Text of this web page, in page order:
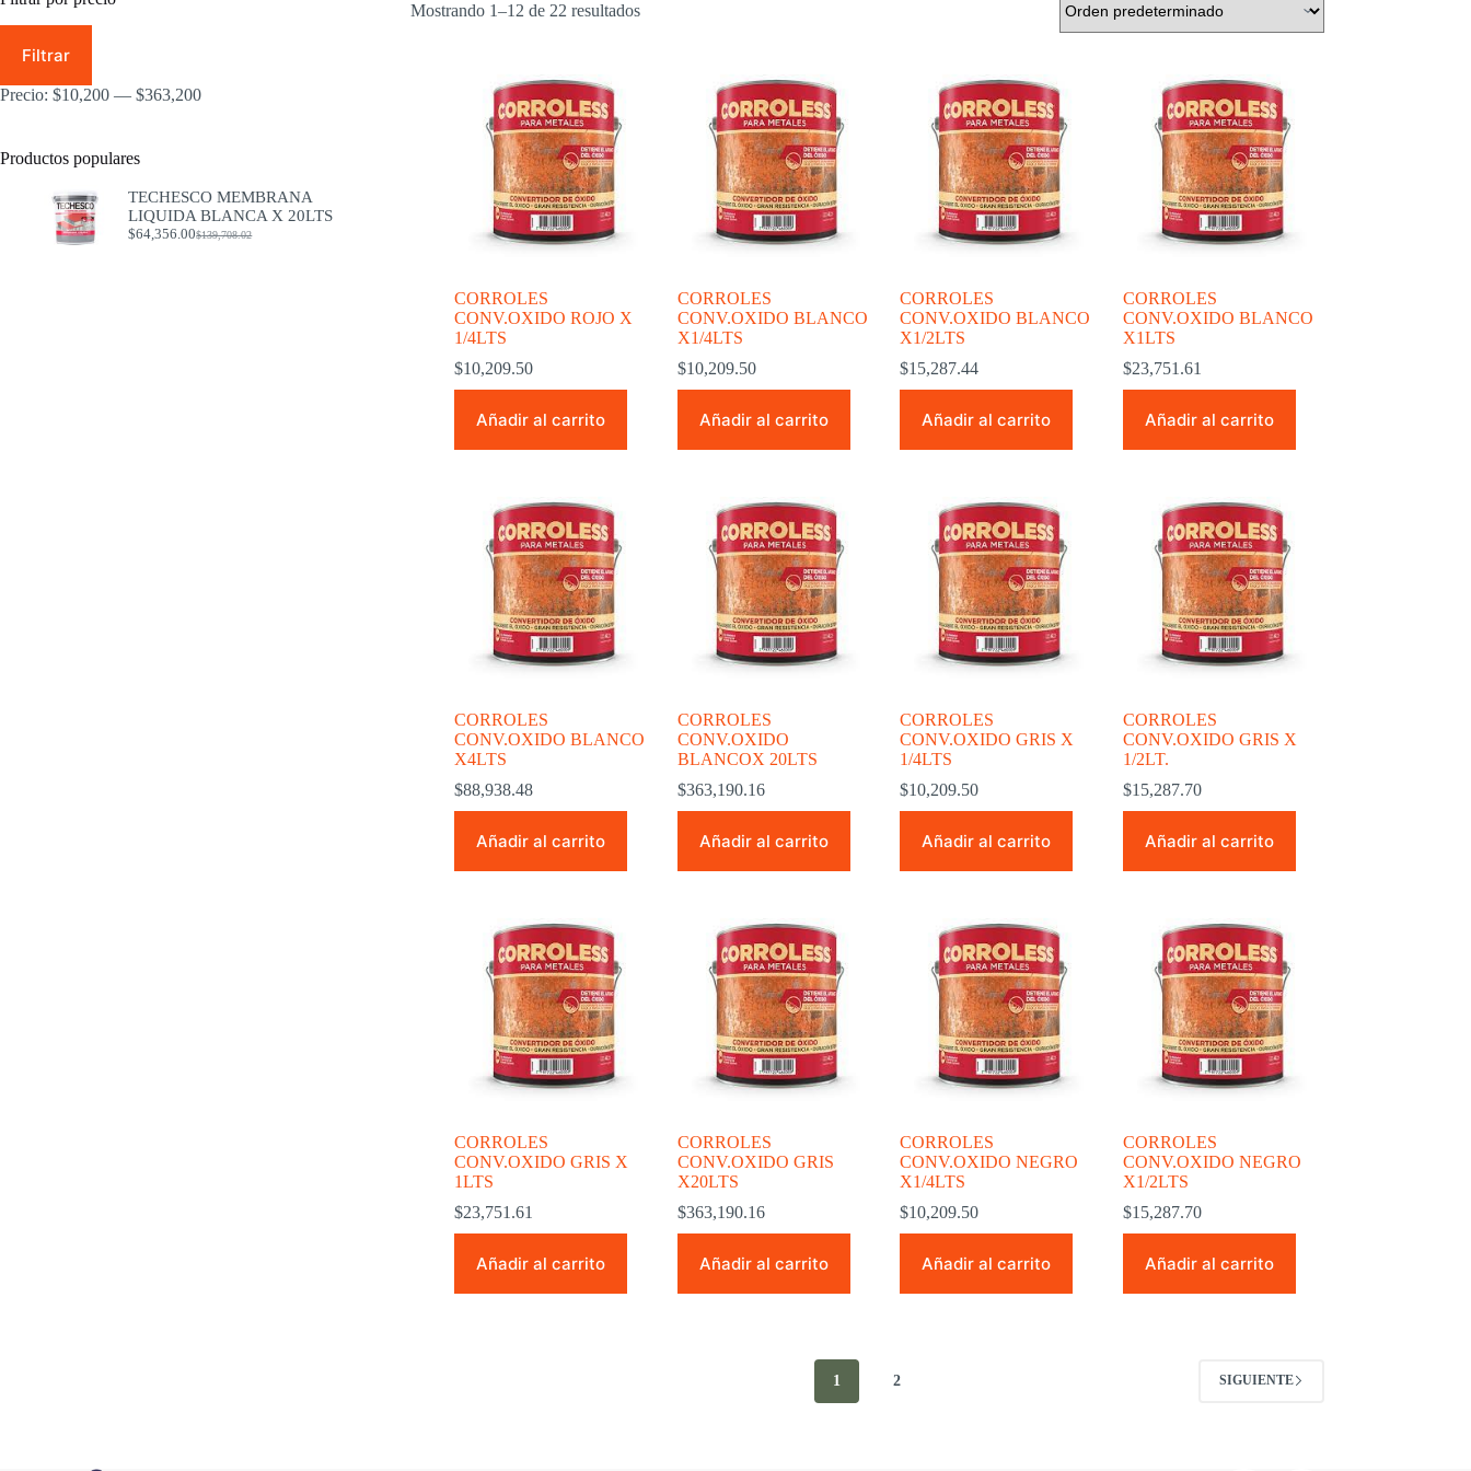
Mostrando 1–12 de 22 resultados
CORROLES
CONV.OXIDO ROJO X
1/4LTS
$10,209.50
Añadir al carrito
CORROLES
CONV.OXIDO BLANCO
X1/4LTS
$10,209.50
Añadir al carrito
CORROLES
CONV.OXIDO BLANCO
X1/2LTS
$15,287.44
Añadir al carrito
CORROLES
CONV.OXIDO BLANCO
X1LTS
$23,751.61
Añadir al carrito
CORROLES
CONV.OXIDO BLANCO
X4LTS
$88,938.48
Añadir al carrito
CORROLES
CONV.OXIDO
BLANCOX 20LTS
$363,190.16
Añadir al carrito
CORROLES
CONV.OXIDO GRIS X
1/4LTS
$10,209.50
Añadir al carrito
CORROLES
CONV.OXIDO GRIS X
1/2LT.
$15,287.70
Añadir al carrito
CORROLES
CONV.OXIDO GRIS X
1LTS
$23,751.61
Añadir al carrito
CORROLES
CONV.OXIDO GRIS
X20LTS
$363,190.16
Añadir al carrito
CORROLES
CONV.OXIDO NEGRO
X1/4LTS
$10,209.50
Añadir al carrito
CORROLES
CONV.OXIDO NEGRO
X1/2LTS
$15,287.70
Añadir al carrito
1 2 SIGUIENTE
mínimo
máximo
Filtrar
Precio: $10,200 — $363,200
Productos populares
TECHESCO MEMBRANA
LIQUIDA BLANCA X 20LTS
$139,708.02
El
$64,356.00El